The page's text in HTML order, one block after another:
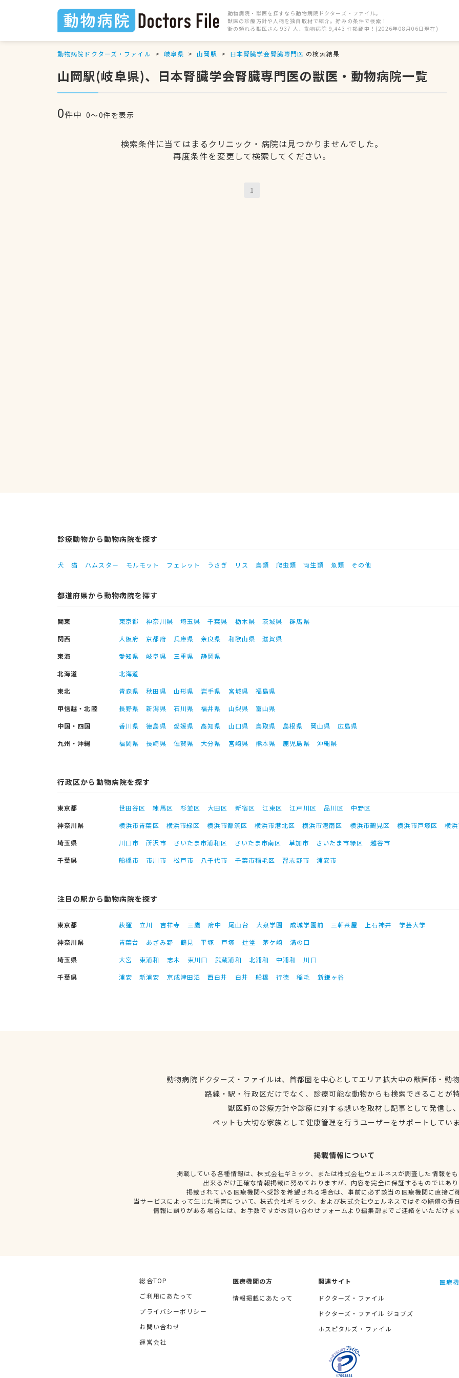
動物病院・獣医を探すなら動物病院ドクターズ・ファイル。
獣医の診療方針や人柄を独自取材で紹介。好みの条件で検索！
街の頼れる獣医さん 937 人、動物病院 9,443 件掲載中！(2026年08月06日現在)
動物病院ドクターズ・ファイル 岐阜県 山岡駅 日本腎臓学会腎臓専門医 の検索結果
山岡駅(岐阜県)、日本腎臓学会腎臓専門医の獣医・動物病院一覧
0件中 0〜0件を表示
検索条件に当てはまるクリニック・病院は見つかりませんでした。
再度条件を変更して検索してください。
1
診療動物から動物病院を探す
犬 猫 ハムスター モルモット フェレット うさぎ リス 鳥類 爬虫類 両生類 魚類 その他
都道府県から動物病院を探す
関東 東京都 神奈川県 埼玉県 千葉県 栃木県 茨城県
群馬県
関西
大阪府 京都府 兵庫県 奈良県 和歌山県
滋賀県
東海
愛知県 岐阜県 三重県
静岡県
北海道
北海道
東北
青森県 秋田県 山形県 岩手県 宮城県
福島県
甲信越・北陸
長野県 新潟県 石川県 福井県 山梨県
富山県
中国・四国
香川県 徳島県 愛媛県 高知県 山口県 鳥取県 島根県 岡山県
広島県
九州・沖縄
福岡県 長崎県 佐賀県 大分県 宮崎県 熊本県 鹿児島県 沖縄県
行政区から動物病院を探す
東京都 世田谷区 練馬区 杉並区 大田区 新宿区 江東区 江戸川区 品川区
中野区
神奈川県
横浜市青葉区 横浜市緑区 横浜市都筑区 横浜市港北区 横浜市港南区 横浜市鶴見区 横浜市戸塚区
横
埼玉県
川口市 所沢市 さいたま市浦和区 さいたま市南区 草加市 さいたま市緑区
越谷市
千葉県
船橋市 市川市 松戸市 八千代市 千葉市稲毛区 習志野市 浦安市
注目の駅から動物病院を探す
東京都 荻窪 立川 吉祥寺 三鷹 府中 尾山台 大泉学園 成城学園前 三軒茶屋 上石神井
学芸大学
神奈川県
青葉台 あざみ野 鶴見 平塚 戸塚 辻堂 茅ケ崎
溝の口
埼玉県
大宮 東浦和 志木 東川口 武蔵浦和 北浦和 中浦和
川口
千葉県
浦安 新浦安 京成津田沼 西白井 白井 船橋 行徳 稲毛 新鎌ヶ谷
動物病院ドクターズ・ファイルは、首都圏を中心としてエリア拡大中の獣医師・動
路線・駅・行政区だけでなく、診療可能な動物からも検索できることが
獣医師の診療方針や診療に対する想いを取材し記事として発信し
ペットも大切な家族として健康管理を行うユーザーをサポートしてい
掲載情報について
掲載している各種情報は、株式会社ギミック、または株式会社ウェルネスが調査した情報を
出来るだけ正確な情報掲載に努めておりますが、内容を完全に保証するものではあ
掲載されている医療機関へ受診を希望される場合は、事前に必ず該当の医療機関に直接ご
当サービスによって生じた損害について、株式会社ギミック、および株式会社ウェルネスではその賠償の責
情報に誤りがある場合には、お手数ですがお問い合わせフォームより編集部までご連絡をいただけま
総合TOP
ご利用にあたって
プライバシーポリシー
お問い合わせ
運営会社
医療機関の方
情報掲載にあたって
関連サイト
ドクターズ・ファイル
ドクターズ・ファイル ジョブズ
ホスピタルズ・ファイル
医療